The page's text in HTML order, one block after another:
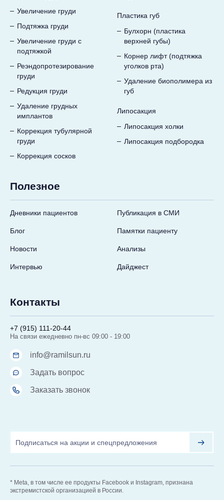
Увеличение груди
Подтяжка груди
Увеличение груди с
подтяжкой
Реэндопротезирование
груди
Редукция груди
Удаление грудных
имплантов
Коррекция тубулярной
груди
Коррекция сосков
Пластика губ
Булхорн (пластика
верхней губы)
Корнер лифт (подтяжка
уголков рта)
Удаление биополимера из
губ
Липосакция
Липосакция холки
Липосакция подбородка
Полезное
Дневники пациентов
Блог
Новости
Интервью
Публикация в СМИ
Памятки пациенту
Анализы
Дайджест
Контакты
+7 (915) 111-20-44
На связи ежедневно пн-вс 09:00 - 19:00
info@ramilsun.ru
Задать вопрос
Заказать звонок
* Meta, в том числе ее продукты Facebook и Instagram, признана
экстремистской организацией в России.